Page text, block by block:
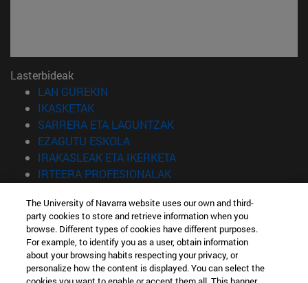
Lasterbideak
LAN GUREKIN
IKASKETAK(Beste leiho batean irekiko da)
SARRERA ETA LAGUNTZAK(Beste leiho batean irekiko
EZAGUTU ESKOLA(Beste leiho batean irekiko da)
IRAKASLEAK ETA IKERKETA(Beste leiho batean irekiko
IRTEERA PROFESIONALAK(Beste leiho batean irekiko
Informazioa
TELEFONOA +34 943 21 98 77
ZEIN TITULUA INTERESATZEN ZAIZU?
ZEIN MASTER INTERESATZEN ZAIZU?
The University of Navarra website uses our own and third-
party cookies to store and retrieve information when you
browse. Different types of cookies have different purposes.
For example, to identify you as a user, obtain information
about your browsing habits respecting your privacy, or
personalize how the content is displayed. You can select the